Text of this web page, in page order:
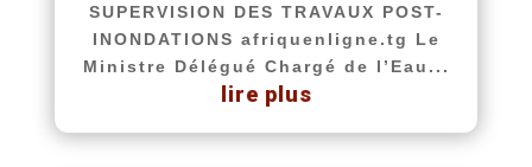
SUPERVISION DES TRAVAUX POST-
INONDATIONS afriquenligne.tg Le
Ministre Délégué Chargé de l’Eau...
lire plus